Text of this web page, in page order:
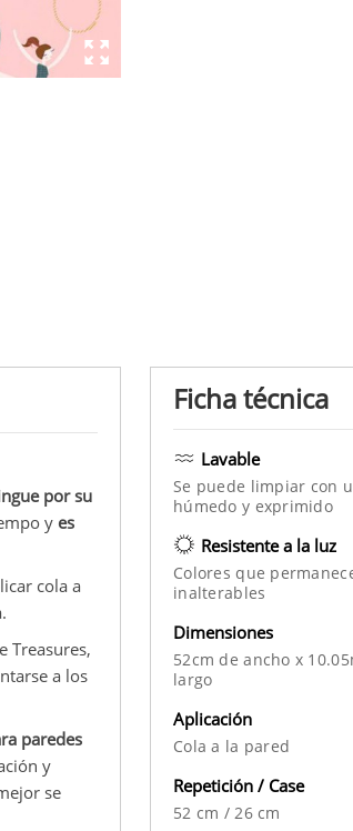
por su
yes
cola a
Treasures,
a los
paredes
y
se
Ficha técnica
Lavable
Se puede limpiar con
húmedo y exprimido
Resistente a la luz
Colores que
inalterables
Dimensiones
52cm de ancho x
largo
Aplicación
Cola a la pared
Repetición / Case
52 cm / 26 cm